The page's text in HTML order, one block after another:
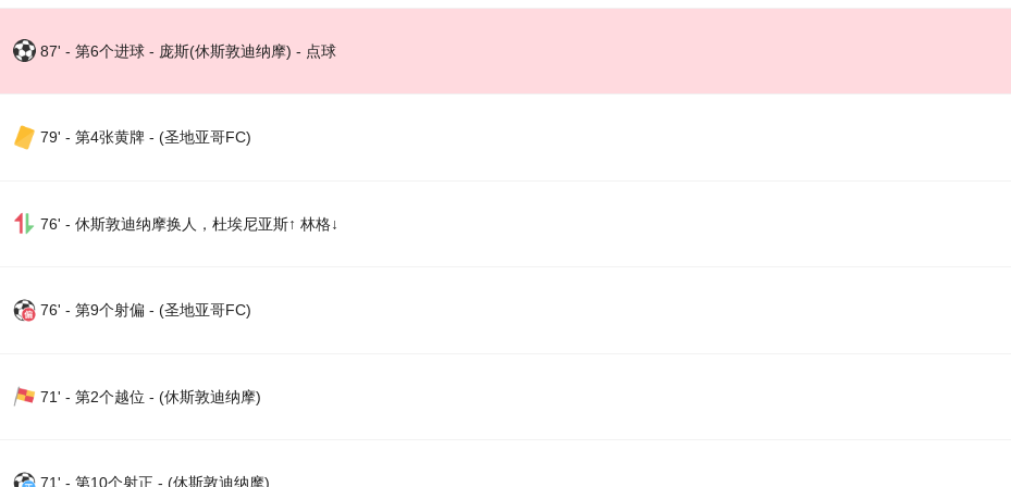
87' - 第6个进球 - 庞斯(休斯敦迪纳摩) - 点球
79' - 第4张黄牌 - (圣地亚哥FC)
76' - 休斯敦迪纳摩换人，杜埃尼亚斯↑ 林格↓
76' - 第9个射偏 - (圣地亚哥FC)
71' - 第2个越位 - (休斯敦迪纳摩)
71' - 第10个射正 - (休斯敦迪纳摩)